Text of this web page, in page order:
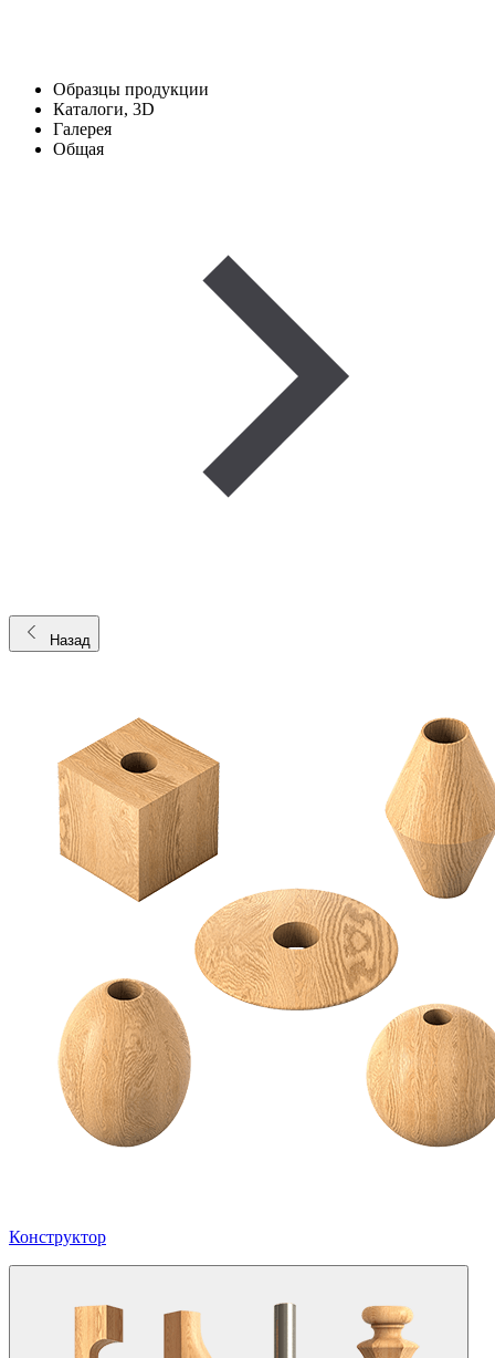
Образцы продукции
Каталоги, 3D
Галерея
Общая
Назад
Конструктор